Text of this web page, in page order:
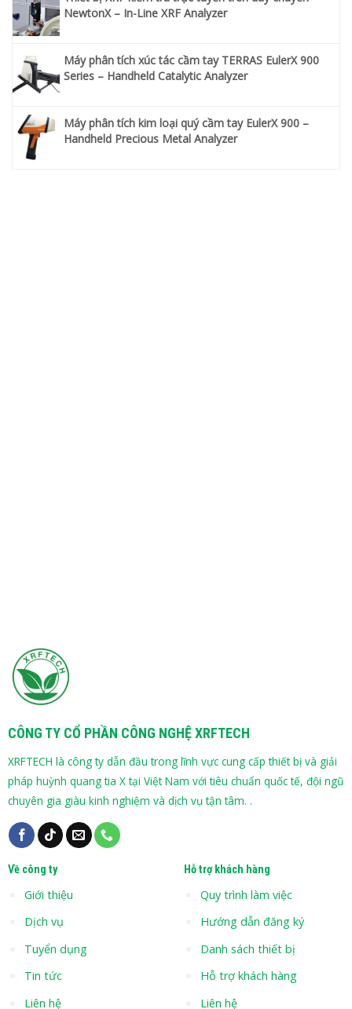
NewtonX – In-Line XRF Analyzer
Máy phân tích xúc tác cầm tay TERRAS EulerX 900
Series – Handheld Catalytic Analyzer
Máy phân tích kim loại quý cầm tay EulerX 900 –
Handheld Precious Metal Analyzer
CÔNG TY CỔ PHẦN CÔNG NGHỆ XRFTECH
XRFTECH là công ty dẫn đầu trong lĩnh vực cung cấp thiết bị và giải
pháp huỳnh quang tia X tại Việt Nam với tiêu chuẩn quốc tế, đội ngũ
chuyên gia giàu kinh nghiệm và dịch vụ tận tâm. .
Về công ty
Giới thiệu
Dịch vụ
Tuyển dụng
Tin tức
Liên hệ
Hỗ trợ khách hàng
Quy trình làm việc
Hướng dẫn đăng ký
Danh sách thiết bị
Hỗ trợ khách hàng
Liên hệ